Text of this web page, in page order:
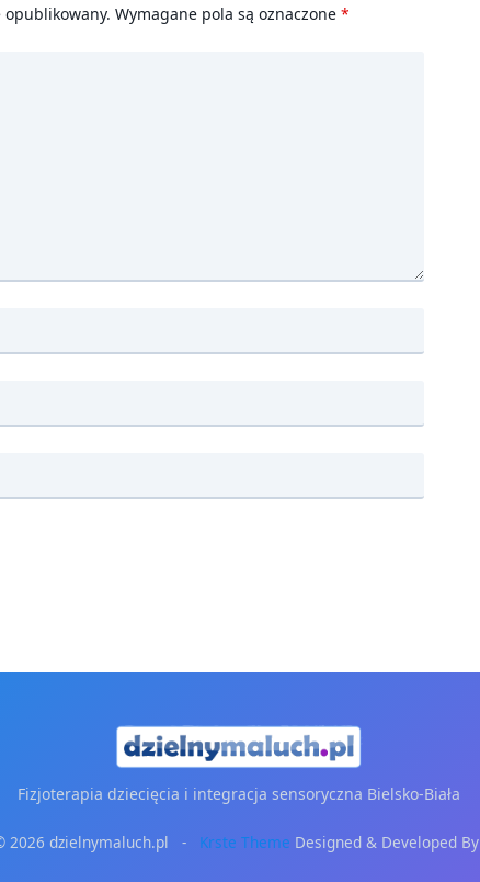
Wymagane pola są oznaczone *
Fizjoterapia dziecięcia i integracja sensoryczna Bielsko-Biała
2026 dzielnymaluch.pl - Krste Theme Designed & Developed By